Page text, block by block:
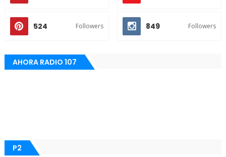
524 Followers 849 Followers
AHORA RADIO 107
P2